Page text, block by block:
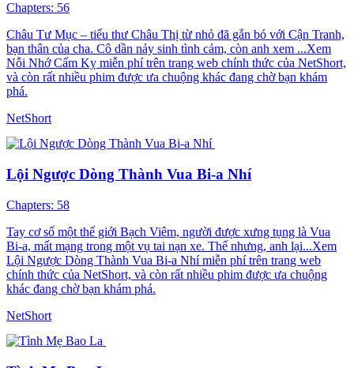
Chapters: 56
Châu Tư Mục – tiểu thư Châu Thị từ nhỏ đã gắn bó với Cận Tranh,
bạn thân của cha. Cô dần nảy sinh tình cảm, còn anh xem ...Xem
Nỗi Nhớ Cấm Kỵ miễn phí trên trang web chính thức của NetShort,
và còn rất nhiều phim được ưa chuộng khác đang chờ bạn khám
phá.
NetShort
Lội Ngược Dòng Thành Vua Bi-a Nhí
Chapters: 58
Tay cơ số một thế giới Bạch Viêm, người được xưng tụng là Vua
Bi-a, mất mạng trong một vụ tai nạn xe. Thế nhưng, anh lại...Xem
Lội Ngược Dòng Thành Vua Bi-a Nhí miễn phí trên trang web
chính thức của NetShort, và còn rất nhiều phim được ưa chuộng
khác đang chờ bạn khám phá.
NetShort